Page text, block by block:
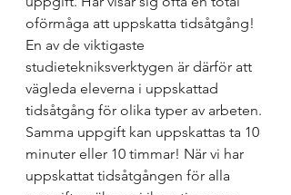
oförmåga att uppskatta tidsåtgång!
En av de viktigaste
studietekniksverktygen är därför att
vägleda eleverna i uppskattad
tidsåtgång för olika typer av arbeten.
Samma uppgift kan uppskattas ta 10
minuter eller 10 timmar! När vi har
uppskattat tidsåtgången för alla